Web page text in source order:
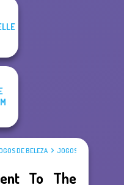
DE BELEZA JOGOS DE VESTIR
To The